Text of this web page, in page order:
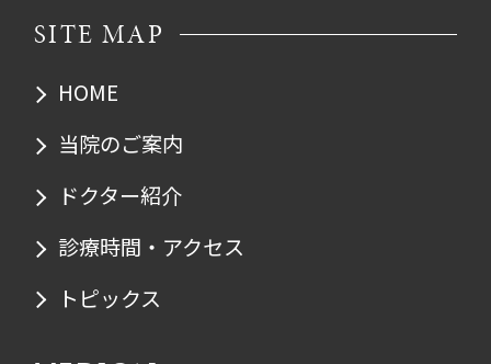
SITE MAP
HOME
当院のご案内
ドクター紹介
診療時間・アクセス
トピックス